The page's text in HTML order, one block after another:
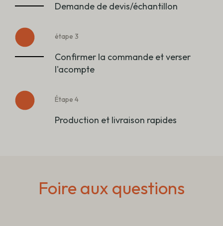
Demande de devis/échantillon
étape 3
Confirmer la commande et verser
l'acompte
Étape 4
Production et livraison rapides
Foire aux questions